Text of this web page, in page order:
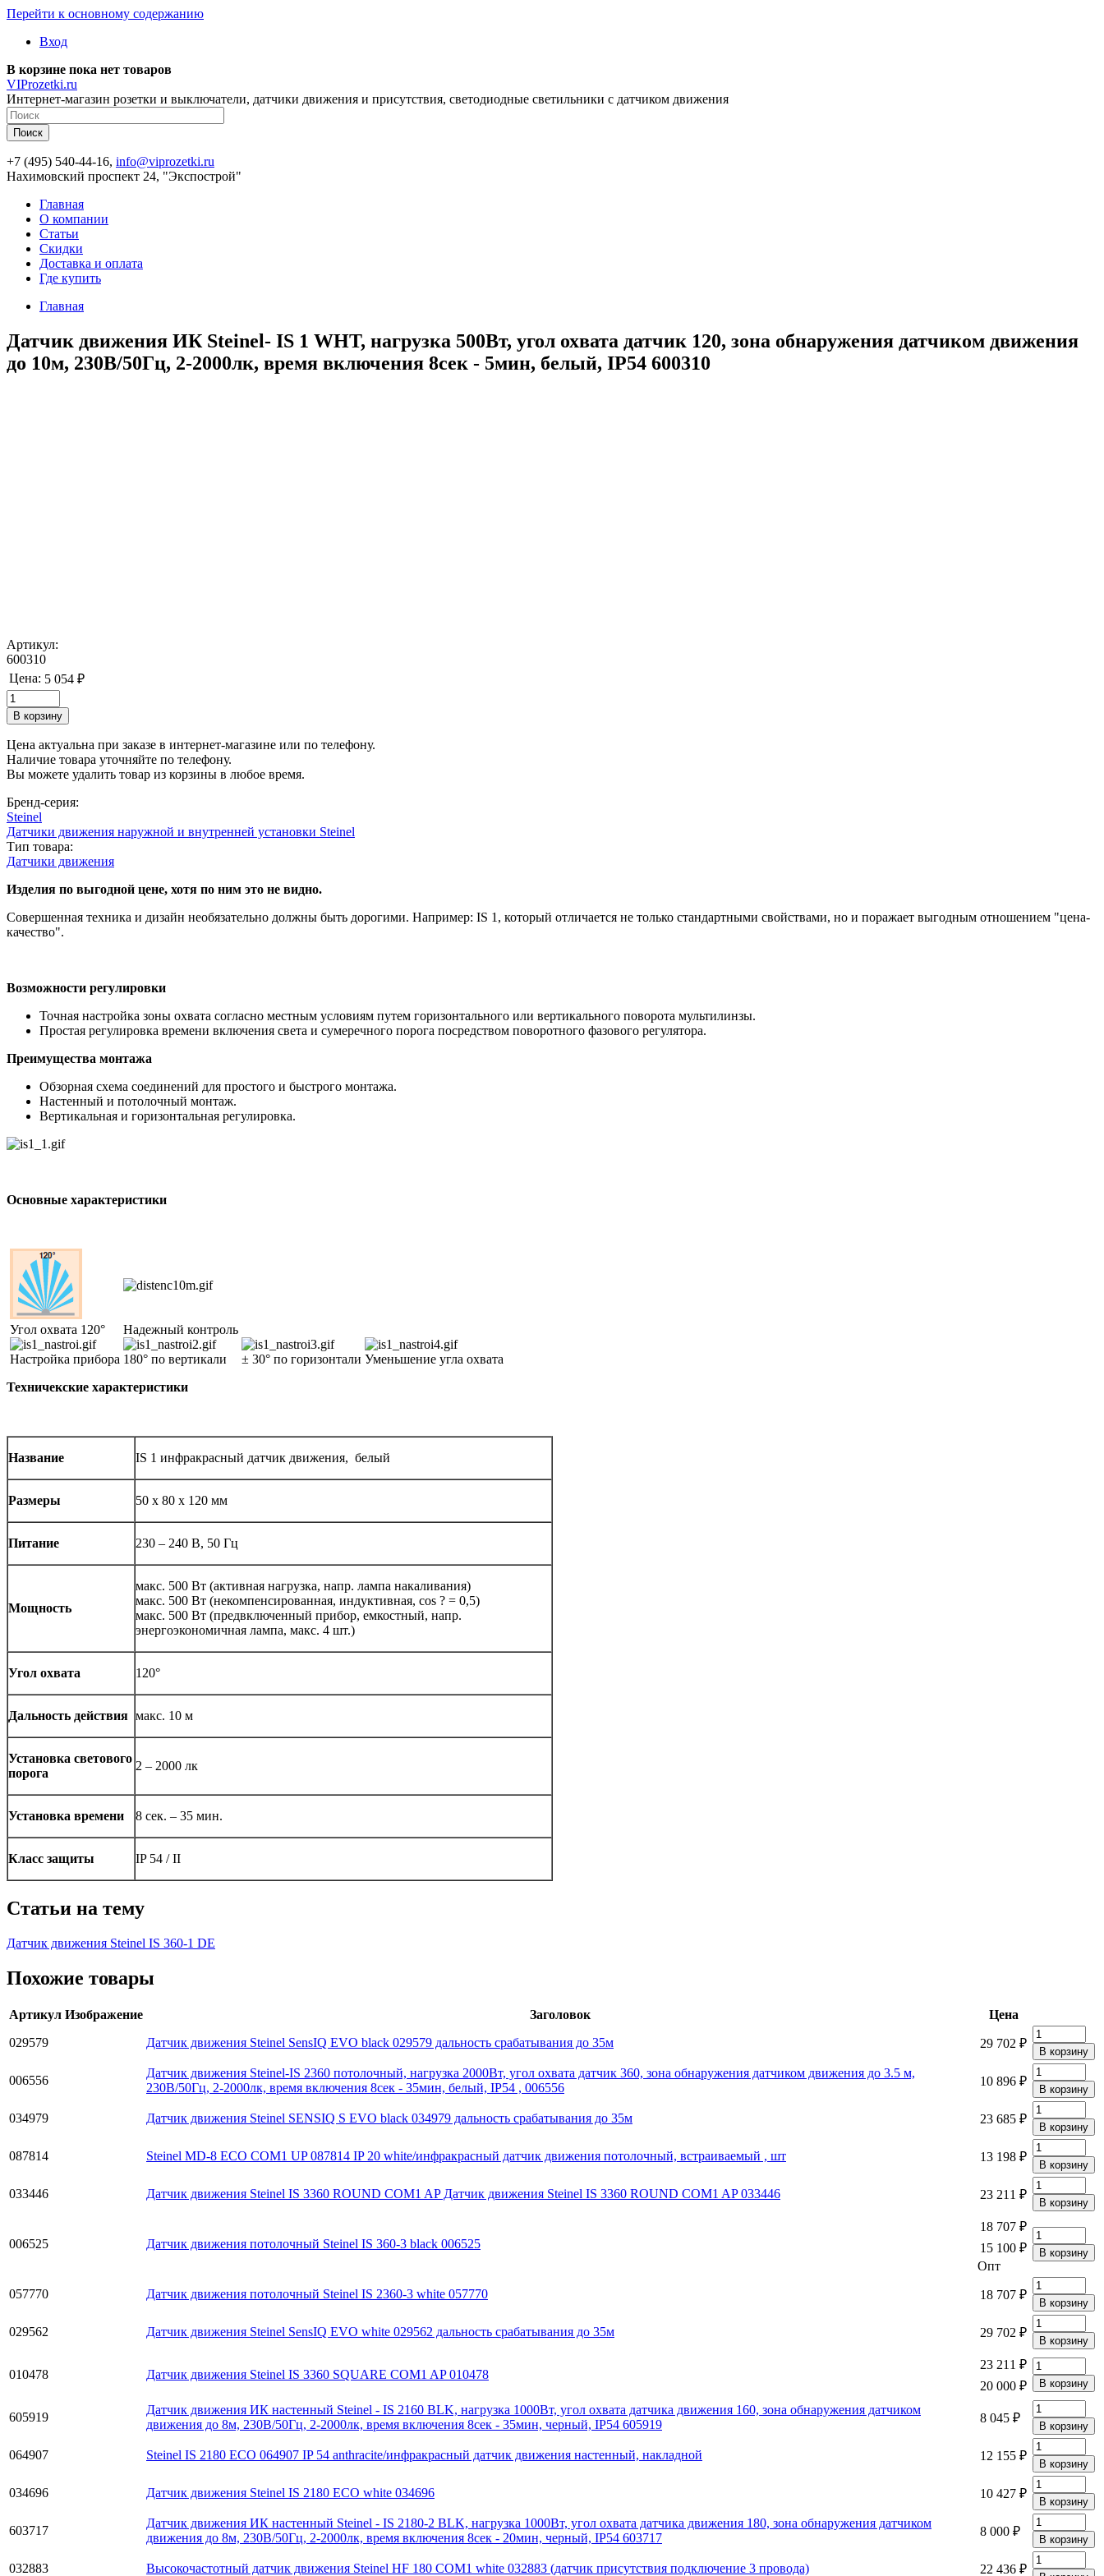
Перейти к основному содержанию
Вход
В корзине пока нет товаров
VIProzetki.ru
Интернет-магазин розетки и выключатели, датчики движения и присутствия, светодиодные светильники с датчиком движения
+7 (495) 540-44-16, info@viprozetki.ru
Нахимовский проспект 24, "Экспострой"
Главная
О компании
Статьи
Скидки
Доставка и оплата
Где купить
Главная
Датчик движения ИК Steinel- IS 1 WHT, нагрузка 500Вт, угол охвата датчик 120, зона обнаружения датчиком движения
до 10м, 230В/50Гц, 2-2000лк, время включения 8сек - 5мин, белый, IP54 600310
Артикул:
600310
Цена: 5 054 ₽
Цена актуальна при заказе в интернет-магазине или по телефону.
Наличие товара уточняйте по телефону.
Вы можете удалить товар из корзины в любое время.
Бренд-серия:
Steinel
Датчики движения наружной и внутренней установки Steinel
Тип товара:
Датчики движения
Изделия по выгодной цене, хотя по ним это не видно.
Совершенная техника и дизайн необязательно должны быть дорогими. Например: IS 1, который отличается не только стандартными свойствами, но и поражает выгодным отношением "цена-
качество".
Возможности регулировки
Точная настройка зоны охвата согласно местным условиям путем горизонтального или вертикального поворота мультилинзы.
Простая регулировка времени включения света и сумеречного порога посредством поворотного фазового регулятора.
Преимущества монтажа
Обзорная схема соединений для простого и быстрого монтажа.
Настенный и потолочный монтаж.
Вертикальная и горизонтальная регулировка.
Основные характеристики
Угол охвата 120° Надежный контроль
Настройка прибора 180° по вертикали ± 30° по горизонтали Уменьшение угла охвата
Техничекские характеристики
Название IS 1 инфракрасный датчик движения, белый
Размеры 50 x 80 x 120 мм
Питание 230 – 240 В, 50 Гц
Мощность
макс. 500 Вт (активная нагрузка, напр. лампа накаливания)
макс. 500 Вт (некомпенсированная, индуктивная, cos ? = 0,5)
макс. 500 Вт (предвключенный прибор, емкостный, напр.
энергоэкономичная лампа, макс. 4 шт.)
Угол охвата 120°
Дальность действия макс. 10 м
Установка светового
порога
2 – 2000 лк
Установка времени 8 сек. – 35 мин.
Класс защиты IP 54 / II
Статьи на тему
Датчик движения Steinel IS 360-1 DE
Похожие товары
Артикул Изображение Заголовок
Цена
029579
Датчик движения Steinel SensIQ EVO black 029579 дальность срабатывания до 35м 29 702 ₽
006556
Датчик движения Steinel-IS 2360 потолочный, нагрузка 2000Вт, угол охвата датчик 360, зона обнаружения датчиком движения до 3.5 м,
230В/50Гц, 2-2000лк, время включения 8сек - 35мин, белый, IP54 , 006556
10 896 ₽
034979 Датчик движения Steinel SENSIQ S EVO black 034979 дальность срабатывания до 35м 23 685 ₽
087814 Steinel MD-8 ECO COM1 UP 087814 IP 20 white/инфракрасный датчик движения потолочный, встраиваемый , шт 13 198 ₽
033446 Датчик движения Steinel IS 3360 ROUND COM1 AP Датчик движения Steinel IS 3360 ROUND COM1 AP 033446 23 211 ₽
006525 Датчик движения потолочный Steinel IS 360-3 black 006525
18 707 ₽
15 100 ₽
Опт
057770
Датчик движения потолочный Steinel IS 2360-3 white 057770 18 707 ₽
029562 Датчик движения Steinel SensIQ EVO white 029562 дальность срабатывания до 35м 29 702 ₽
010478 Датчик движения Steinel IS 3360 SQUARE COM1 AP 010478
23 211 ₽
20 000 ₽
605919
Датчик движения ИК настенный Steinel - IS 2160 BLK, нагрузка 1000Вт, угол охвата датчика движения 160, зона обнаружения датчиком
движения до 8м, 230В/50Гц, 2-2000лк, время включения 8сек - 35мин, черный, IP54 605919
8 045 ₽
064907 Steinel IS 2180 ECO 064907 IP 54 anthracite/инфракрасный датчик движения настенный, накладной 12 155 ₽
034696 Датчик движения Steinel IS 2180 ECO white 034696 10 427 ₽
603717
Датчик движения ИК настенный Steinel - IS 2180-2 BLK, нагрузка 1000Вт, угол охвата датчика движения 180, зона обнаружения датчиком
движения до 8м, 230В/50Гц, 2-2000лк, время включения 8сек - 20мин, черный, IP54 603717
8 000 ₽
032883 Высокочастотный датчик движения Steinel HF 180 COM1 white 032883 (датчик присутствия подключение 3 провода) 22 436 ₽